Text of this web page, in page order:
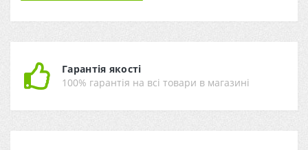
Гарантія якості
100% гарантія на всі товари в магазині